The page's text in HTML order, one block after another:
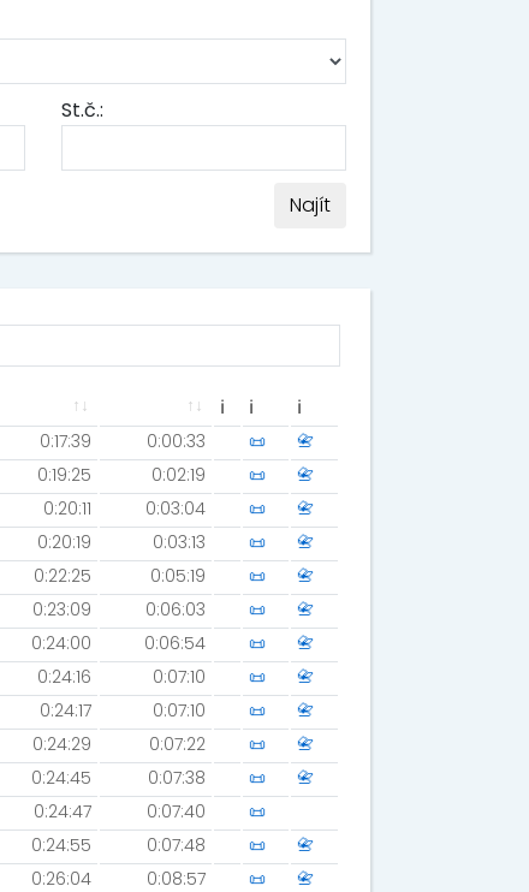
St.č.:
Najít
ℹ ℹ
ℹ
0:17:39 0:00:33 📜
📇
0:19:25 0:02:19 📜
📇
0:20:11 0:03:04 📜
📇
0:20:19 0:03:13 📜
📇
0:22:25 0:05:19 📜
📇
0:23:09 0:06:03 📜
📇
0:24:00 0:06:54 📜
📇
0:24:16 0:07:10 📜
📇
0:24:17 0:07:10 📜
📇
0:24:29 0:07:22 📜
📇
0:24:45 0:07:38 📜
📇
0:24:47 0:07:40
📜
0:24:55 0:07:48 📜
📇
0:26:04 0:08:57 📜
📇